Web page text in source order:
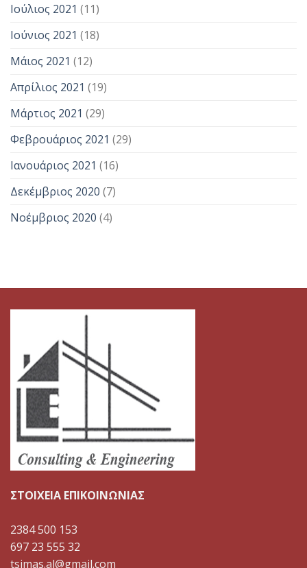
Ιούλιος 2021 (11)
Ιούνιος 2021 (18)
Μάιος 2021 (12)
Απρίλιος 2021 (19)
Μάρτιος 2021 (29)
Φεβρουάριος 2021 (29)
Ιανουάριος 2021 (16)
Δεκέμβριος 2020 (7)
Νοέμβριος 2020 (4)
ΣΤΟΙΧΕΙΑ ΕΠΙΚΟΙΝΩΝΙΑΣ
2384 500 153
697 23 555 32
tsimas.al@gmail.com